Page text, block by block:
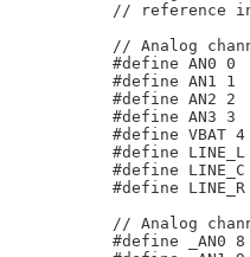
// reference
// Analog
#define AN0 0
#define AN1 1
#define AN2 2
#define AN3 3
#define VBAT 4
#define LINE_L
#define LINE_C
#define LINE_R
// Analog
#define _AN0 8